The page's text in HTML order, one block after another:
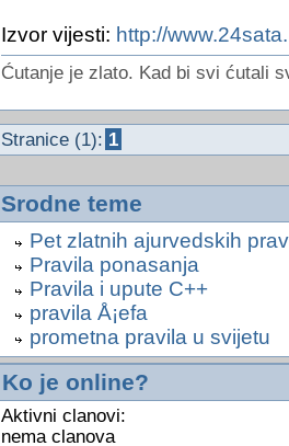
Izvor vijesti: http://
Ćutanje je zlato. Kad bi svi ćutali
Stranice (1): 1
Srodne teme
Pet zlatnih ajurvedskih
Pravila ponasanja
Pravila i upute C++
pravila Å¡efa
prometna pravila u svijetu
Ko je online?
Aktivni clanovi:
nema clanova